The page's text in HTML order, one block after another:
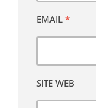
EMAIL *
SITE WEB